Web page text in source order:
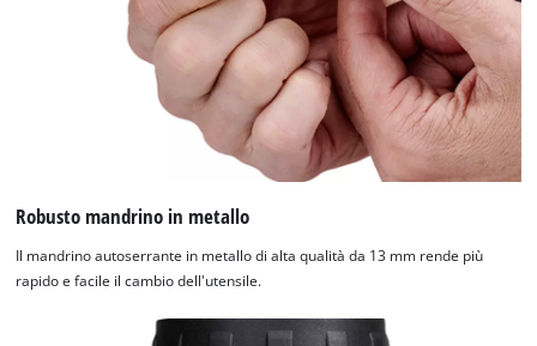
Robusto mandrino in metallo
Il mandrino autoserrante in metallo di alta qualità da 13 mm rende più
rapido e facile il cambio dell'utensile.